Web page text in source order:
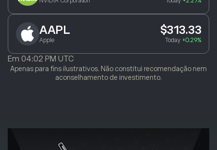
AAPL
Apple
$313.33
Today +0.29%
Em 04:02 PM UTC
Apenas para fins ilustrativos. Não constitui recomendação nem
aconselhamento de investimento.